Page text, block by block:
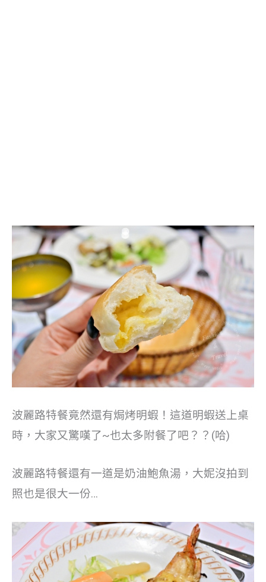
波麗路特餐竟然還有焗烤明蝦！這道明蝦送上桌
時，大家又驚嘆了~也太多附餐了吧？？(哈)
波麗路特餐還有一道是奶油鮑魚湯，大妮沒拍到
照也是很大一份…